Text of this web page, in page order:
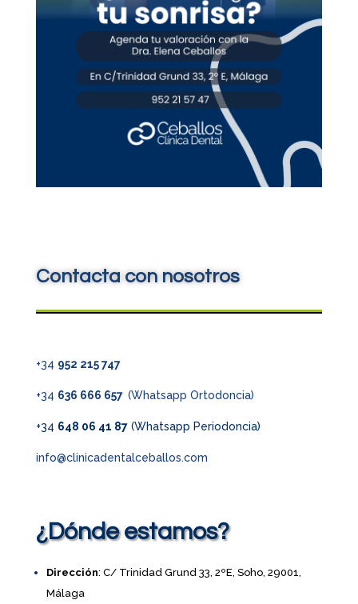
Contacta con nosotros
+34 952 215 747
+34 636 666 657 (Whatsapp Ortodoncia)
+34 648 06 41 87(Whatsapp Periodoncia)
info@clinicadentalceballos.com
¿Dónde estamos?
Dirección: C/ Trinidad Grund 33, 2ºE, Soho, 29001,
Málaga